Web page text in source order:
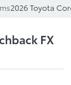
2026 Toyota
FX